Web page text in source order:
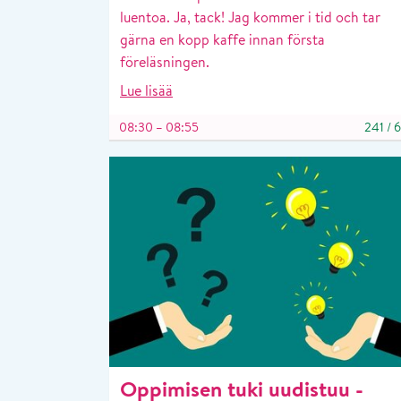
luentoa. Ja, tack! Jag kommer i tid och tar
gärna en kopp kaffe innan första
föreläsningen.
Lue lisää
08:30 – 08:55 241 /
Oppimisen tuki uudistuu -